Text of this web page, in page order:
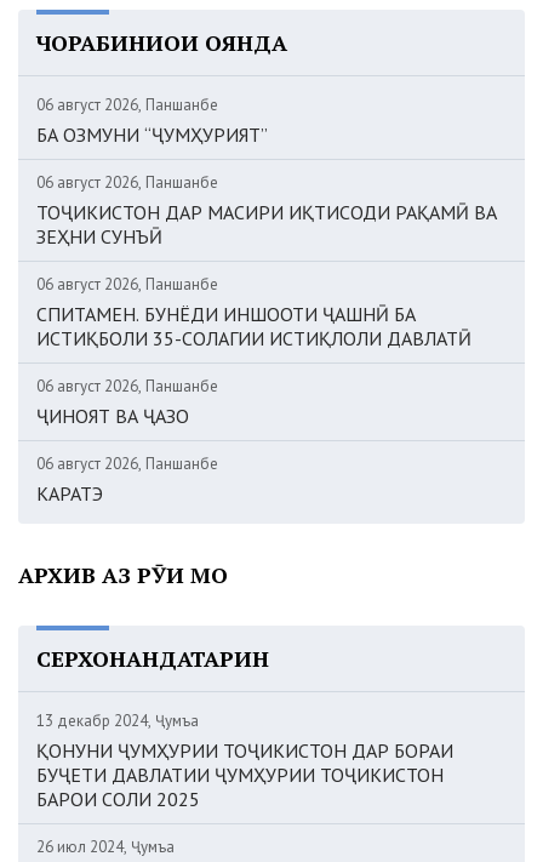
ЧОРАБИНИҲОИ ОЯНДА
06 август 2026, Панҷшанбе
БА ОЗМУНИ “ҶУМҲУРИЯТ”
06 август 2026, Панҷшанбе
ТОҶИКИСТОН ДАР МАСИРИ ИҚТИСОДИ РАҚАМӢ ВА
ЗЕҲНИ СУНЪӢ
06 август 2026, Панҷшанбе
СПИТАМЕН. БУНЁДИ ИНШООТИ ҶАШНӢ БА
ИСТИҚБОЛИ 35-СОЛАГИИ ИСТИҚЛОЛИ ДАВЛАТӢ
06 август 2026, Панҷшанбе
ҶИНОЯТ ВА ҶАЗО
06 август 2026, Панҷшанбе
КАРАТЭ
АРХИВ АЗ РӮИ МОҲ
СЕРХОНАНДАТАРИН
13 декабр 2024, Ҷумъа
ҚОНУНИ ҶУМҲУРИИ ТОҶИКИСТОН ДАР БОРАИ
БУҶЕТИ ДАВЛАТИИ ҶУМҲУРИИ ТОҶИКИСТОН
БАРОИ СОЛИ 2025
26 июл 2024, Ҷумъа